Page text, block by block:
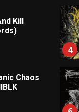
Kill
4
Chaos